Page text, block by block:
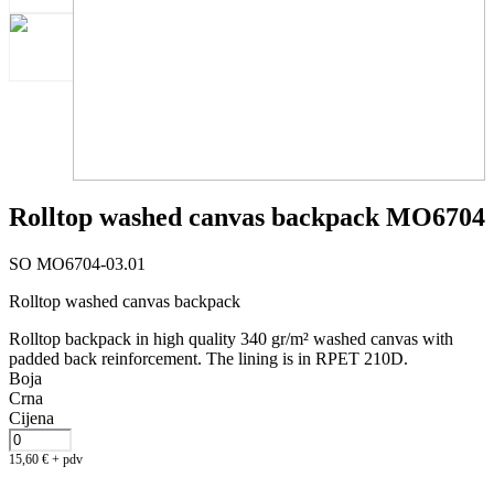
Rolltop washed canvas backpack MO6704
SO MO6704-03.01
Rolltop washed canvas backpack
Rolltop backpack in high quality 340 gr/m² washed canvas with
padded back reinforcement. The lining is in RPET 210D.
Boja
Crna
Cijena
15,60 € + pdv